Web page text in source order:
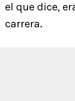
el que dice,
carrera.